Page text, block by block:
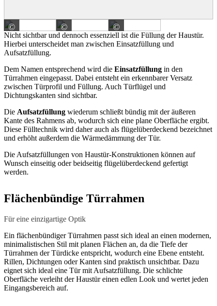
Einsatzfüllung
© WIRUS Fenster GmbH & Co. KG
© WIRUS Fenster GmbH & Co. KG
©
Nicht sichtbar und dennoch essenziell ist die Füllung der Haustür.
Hierbei unterscheidet man zwischen Einsatzfüllung und
Aufsatzfüllung.
Dem Namen entsprechend wird die Einsatzfüllung in den
Türrahmen eingepasst. Dabei entsteht ein erkennbarer Versatz
zwischen Türprofil und Füllung. Auch Türflügel und
Dichtungskanten sind sichtbar.
Die Aufsatzfüllung wiederum schließt bündig mit der äußeren
Kante des Rahmens ab, wodurch sich eine plane Oberfläche ergibt.
Diese Fülltechnik wird daher auch als flügelüberdeckend bezeichnet
und erhöht außerdem die Wärmedämmung der Tür.
Die Aufsatzfüllungen von Haustür-Konstruktionen können auf
Wunsch einseitig oder beidseitig flügelüberdeckend gefertigt
werden.
Flächenbündige Türrahmen
Für eine einzigartige Optik
Ein flächenbündiger Türrahmen passt sich ideal an einen modernen,
minimalistischen Stil mit planen Flächen an, da die Tiefe der
Türrahmen der Türdicke entspricht, wodurch eine Ebene entsteht.
Rillen, Dichtungen oder Kanten sind praktisch unsichtbar. Dazu
eignet sich ideal eine Tür mit Aufsatzfüllung. Die schlichte
Oberfläche verleiht der Haustür einen edlen Look und wertet jeden
Eingangsbereich auf.